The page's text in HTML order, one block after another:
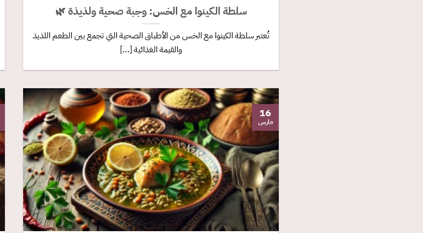
سلطة الكينوا مع الخس: وجبة صحية ولذيذة 🌿
تُعتبر سلطة الكينوا مع الخس من الأطباق الصحية التي تجمع بين الطعم اللذيذ
والقيمة الغذائية [...]
16
مارس